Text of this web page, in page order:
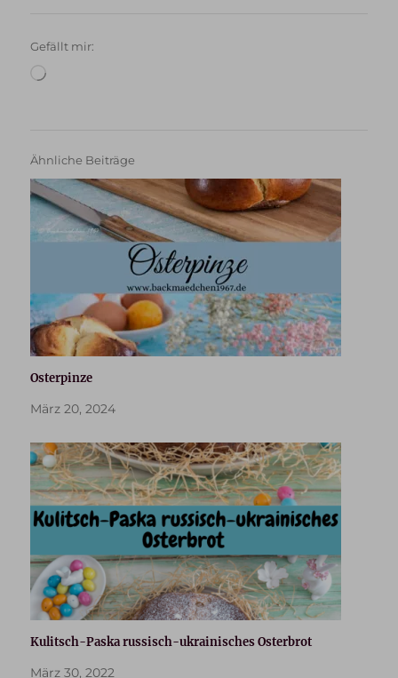
Gefällt mir:
geladen …
Ähnliche Beiträge
Osterpinze
März 20, 2024
Kulitsch-Paska russisch-ukrainisches Osterbrot
März 30, 2022